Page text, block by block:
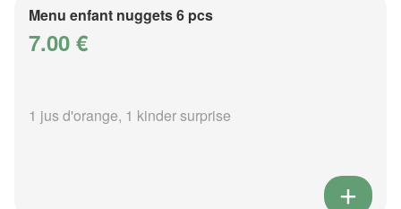
Menu enfant nuggets 6 pcs
7.00 €
1 jus d'orange, 1 kinder surprise